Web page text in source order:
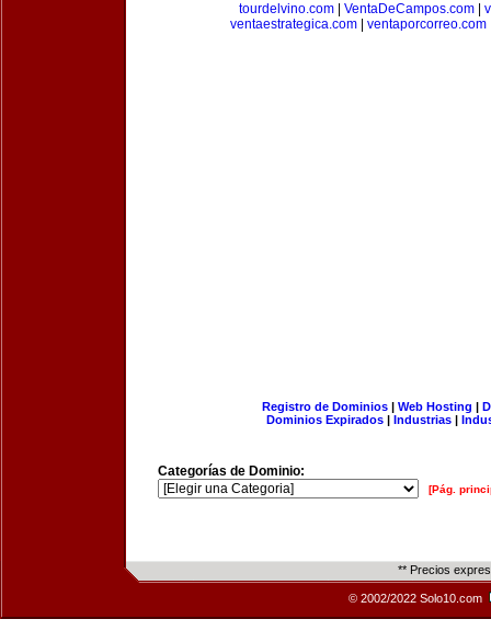
tourdelvino.com| VentaDeCampos.com|
ventaestrategica.com| ventaporcorreo.com
Registro de Dominios| Web Hosting |
Dominios Expirados | Industrias |
Categorías de Dominio:
[Pág.
** Precios
© 2002/2022 Solo10.com